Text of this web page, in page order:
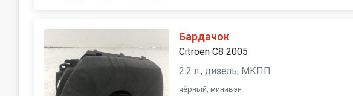
Бардачок
Citroen C8 2005
2.2 л., дизель, МКПП
чёрный, минивэн